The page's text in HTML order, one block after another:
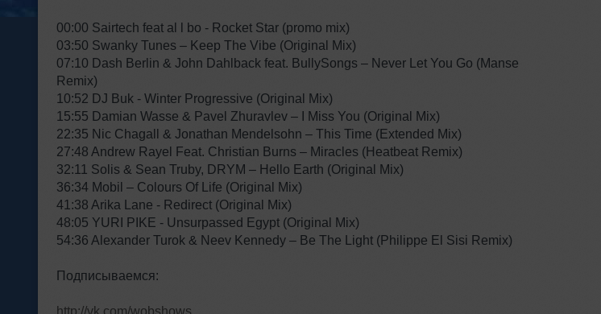
00:00 Sairtech feat al l bo - Rocket Star (promo mix)
03:50 Swanky Tunes – Keep The Vibe (Original Mix)
07:10 Dash Berlin & John Dahlback feat. BullySongs – Never Let You Go (Manse
Remix)
10:52 DJ Buk - Winter Progressive (Original Mix)
15:55 Damian Wasse & Pavel Zhuravlev – I Miss You (Original Mix)
22:35 Nic Chagall & Jonathan Mendelsohn – This Time (Extended Mix)
27:48 Andrew Rayel Feat. Christian Burns – Miracles (Heatbeat Remix)
32:11 Solis & Sean Truby, DRYM – Hello Earth (Original Mix)
36:34 Mobil – Colours Of Life (Original Mix)
41:38 Arika Lane - Redirect (Original Mix)
48:05 YURI PIKE - Unsurpassed Egypt (Original Mix)
54:36 Alexander Turok & Neev Kennedy – Be The Light (Philippe El Sisi Remix)
Подписываемся:
http://vk.com/wobshows